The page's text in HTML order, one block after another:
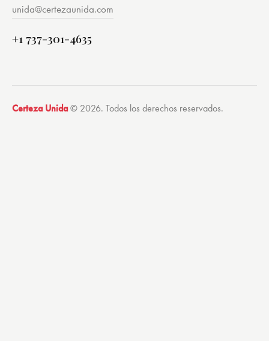
unida@certezaunida.com
+1 737-301-4635
Certeza Unida© 2026. Todos los derechos reservados.